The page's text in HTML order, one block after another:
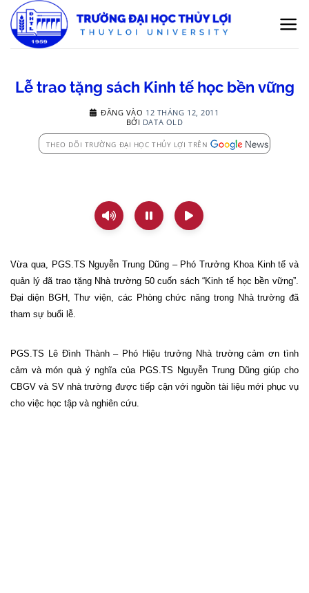
qua
nội
Lễ trao tặng sách Kinh tế học bền vững
ĐĂNG VÀO 12 THÁNG 12, 2011
BỞI DATA OLD
THEO DÕI TRƯỜNG ĐẠI HỌC THỦY LỢI TRÊN
Vừa qua, PGS.TS Nguyễn Trung Dũng – Phó Trưởng Khoa Kinh tế và
quản lý đã trao tặng Nhà trường 50 cuốn sách “Kinh tế học bền vững”.
Đại diện BGH, Thư viện, các Phòng chức năng trong Nhà trường đã
tham sự buổi lễ.
PGS.TS Lê Đình Thành – Phó Hiệu trưởng Nhà trường cảm ơn tình
cảm và món quà ý nghĩa của PGS.TS Nguyễn Trung Dũng giúp cho
CBGV và SV nhà trường được tiếp cận với nguồn tài liệu mới phục vụ
cho việc học tập và nghiên cứu.